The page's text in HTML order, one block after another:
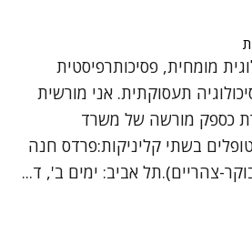
מומחית, פסיכותרפיסטית
תעסוקתית. אני מורשית
כספק מורשה של משרד
בשתי קליניקות:פרדס חנה
צהריים).תל אביב: ימים ב', ד...